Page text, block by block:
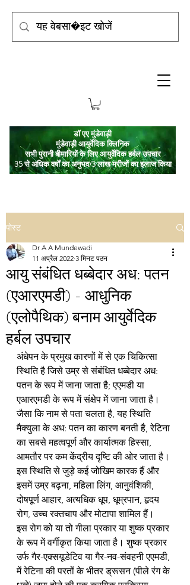
डॉ एए मुंडेवाड़ी
मुंडेवाड़ी आयुर्वेदिक क्लिनिक
सभी पुरानी बीमारियों के लिए आयुर्वेदिक हर्बल उपचार
35 से अधिक वर्षों का अनुभव/3 लाख मरीजों का इलाज किया
पोस्ट
आयु संबंधित धब्बेदार अध: पतन
(एआरएमडी) - आधुनिक
(एलोपैथिक) बनाम आयुर्वेदिक
हर्बल उपचार
Dr A A Mundewadi
11 अप्रैल 2022 3 मिनट पठन
अंधेपन के प्रमुख कारणों में से एक चिकित्सा
स्थिति है जिसे उम्र से संबंधित धब्बेदार अध:
पतन के रूप में जाना जाता है; एएमडी या
एआरएमडी के रूप में संक्षेप में जाना जाता है।
जैसा कि नाम से पता चलता है, यह स्थिति
मैक्युला के अध: पतन का कारण बनती है, रेटिना
का सबसे महत्वपूर्ण और कार्यात्मक हिस्सा,
आमतौर पर कम केंद्रीय दृष्टि की ओर जाता है।
इस स्थिति से जुड़े कई जोखिम कारक हैं और
इसमें उम्र बढ़ना, महिला लिंग, आनुवंशिकी,
दोषपूर्ण आहार, अत्यधिक धूप, धूम्रपान, हृदय
रोग, उच्च रक्तचाप और मोटापा शामिल हैं।
इस रोग को या तो गीला प्रकार या शुष्क प्रकार
के रूप में वर्गीकृत किया जाता है। शुष्क प्रकार
उर्फ ​​​​गैर-एक्सयूडेटिव या गैर-नव-संवहनी एएमडी,
में रेटिना की परतों के भीतर ड्रूसन (पीले रंग के